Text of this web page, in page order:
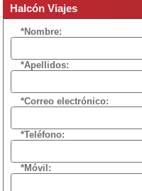
Halcón Viajes
*Nombre:
*Apellidos:
*Correo electrónico:
*Teléfono:
*Móvil: